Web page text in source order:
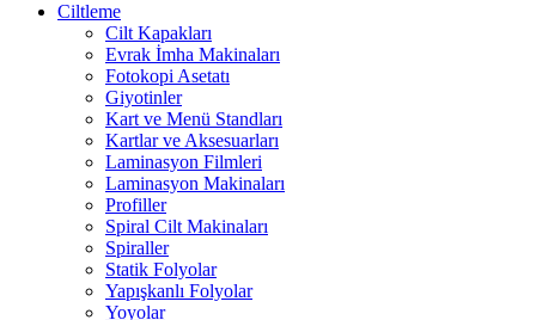
Ciltleme
Cilt Kapakları
Evrak İmha Makinaları
Fotokopi Asetatı
Giyotinler
Kart ve Menü Standları
Kartlar ve Aksesuarları
Laminasyon Filmleri
Laminasyon Makinaları
Profiller
Spiral Cilt Makinaları
Spiraller
Statik Folyolar
Yapışkanlı Folyolar
Yoyolar